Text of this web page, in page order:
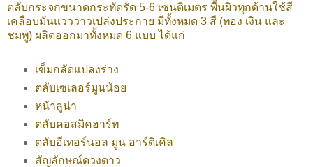
ตลับกระจกขนาดกระทัดรัด 5-6 เซนติเมตร พื้นผิวทุกด้านใช้สี
เคลือบมันแวววาวเปล่งประกาย มีทั้งหมด 3 สี (ทอง เงิน และ
ชมพู) ผลิตออกมาทั้งหมด 6 แบบ ได้แก่
เข็มกลัดแปลงร่าง
ตลับเซเลอร์มูนน้อย
หน้าลูน่า
ตลับคอสมิคฮาร์ท
ตลับอีเทอร์นอล มูน อาร์ติเคิล
สัญลักษณ์ดวงดาว